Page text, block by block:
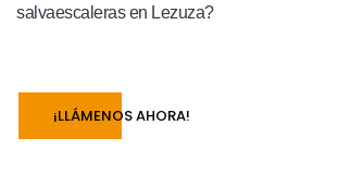
salvaescaleras en Lezuza?
¡LLÁMENOS AHORA!